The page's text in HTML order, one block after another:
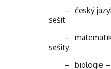
– český jazyk
sešit
–
sešity
– biologie –